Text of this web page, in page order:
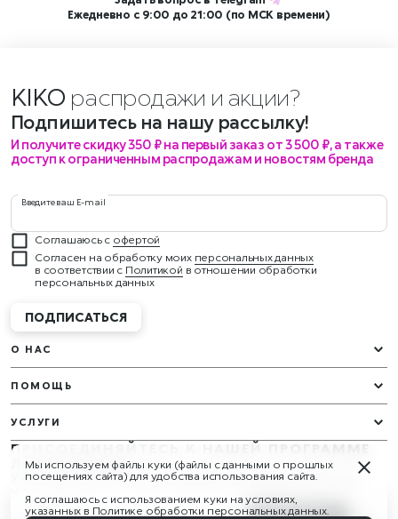
В КОРЗИНУ
Ежедневно с 9:00 до 21:00 (по МСК времени)
KIKO распродажи и акции?
Подпишитесь на нашу рассылку!
И получите скидку 350 ₽ на первый заказ от 3 500 ₽, а также
доступ к ограниченным распродажам и новостям бренда
Введите ваш E-mail
Соглашаюсь с офертой
Согласен на обработку моих персональных данных
в соответствии с Политикой в отношении обработки
персональных данных
ПОДПИСАТЬСЯ
ПРИСОЕДИНЯЙТЕСЬ К НАШЕЙ ПРОГРАММЕ
ЛОЯЛЬНОСТИ
У вас будут эксклюзивные подарки и награды круглый год!
УСЛУГИ
О НАС
ПОМОЩЬ
СЛЕДИТЕ ЗА НАМИ
Мы используем файлы куки (файлы с данными о прошлых
посещениях сайта) для удобства использования сайта.
Я соглашаюсь с использованием куки на условиях,
указанных в Политике обработки персональных данных.